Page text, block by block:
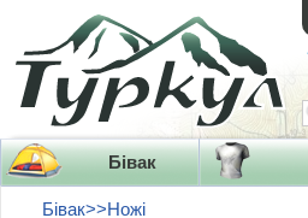
Бівак
Бівак>>Ножі